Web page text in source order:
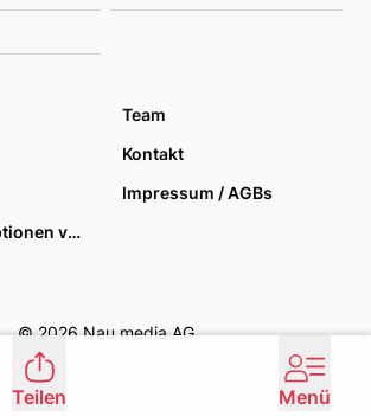
Team
Kontakt
Impressum / AGBs
Datenschutzoptionen verwalten
© 2026 Nau media AG
Teilen Menü